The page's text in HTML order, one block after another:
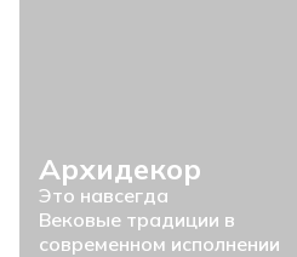
Архидекор
Это навсегда
Вековые традиции в
современном исполнении